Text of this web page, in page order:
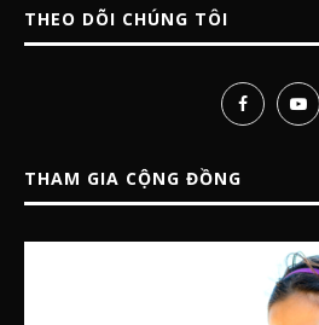
THEO DÕI CHÚNG TÔI
THAM GIA CỘNG ĐỒNG